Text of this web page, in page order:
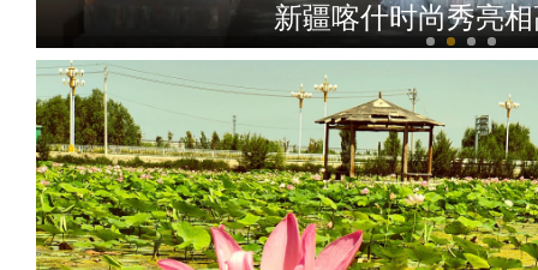
新疆喀什时尚秀亮